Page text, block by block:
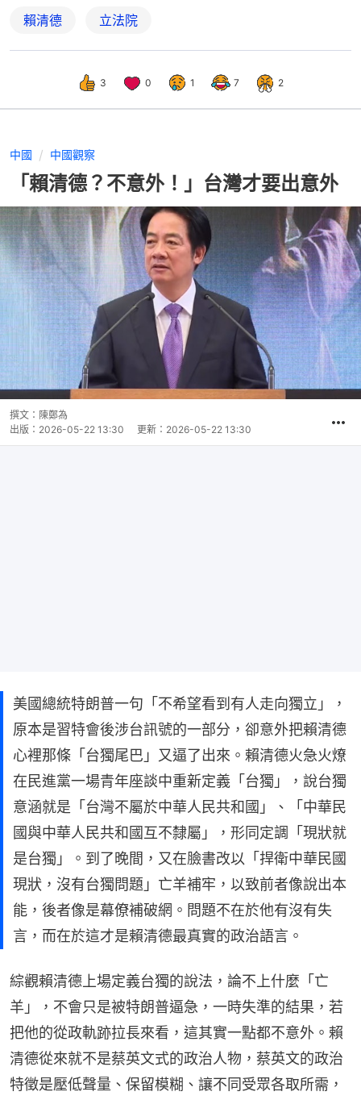
賴清德 立法院
3 0 1 7 2
中國 中國觀察
「賴清德？不意外！」台灣才要出意外
撰文： 陳鄭為
出版： 2026-05-22 13:30 更新： 2026-05-22 13:30
美國總統特朗普一句「不希望看到有人走向獨立」，
原本是習特會後涉台訊號的一部分，卻意外把賴清德
心裡那條「台獨尾巴」又逼了出來。賴清德火急火燎
在民進黨一場青年座談中重新定義「台獨」，說台獨
意涵就是「台灣不屬於中華人民共和國」、「中華民
國與中華人民共和國互不隸屬」，形同定調「現狀就
是台獨」。到了晚間，又在臉書改以「捍衛中華民國
現狀，沒有台獨問題」亡羊補牢，以致前者像說出本
能，後者像是幕僚補破網。問題不在於他有沒有失
言，而在於這才是賴清德最真實的政治語言。
綜觀賴清德上場定義台獨的說法，論不上什麼「亡
羊」，不會只是被特朗普逼急，一時失準的結果，若
把他的從政軌跡拉長來看，這其實一點都不意外。賴
清德從來就不是蔡英文式的政治人物，蔡英文的政治
特徵是壓低聲量、保留模糊、讓不同受眾各取所需，